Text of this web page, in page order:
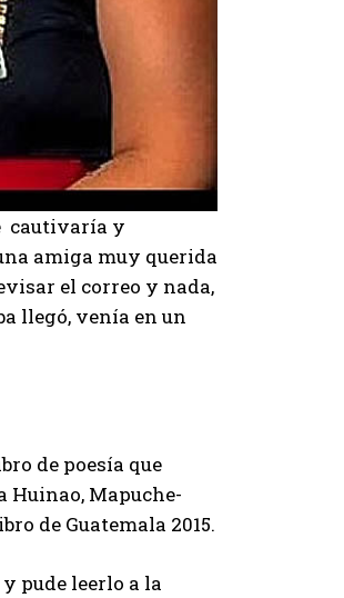
cautivaría y
amiga muy querida
el correo y nada,
llegó, venía en un
de poesía que
Huinao, Mapuche-
de Guatemala 2015.
pude leerlo a la